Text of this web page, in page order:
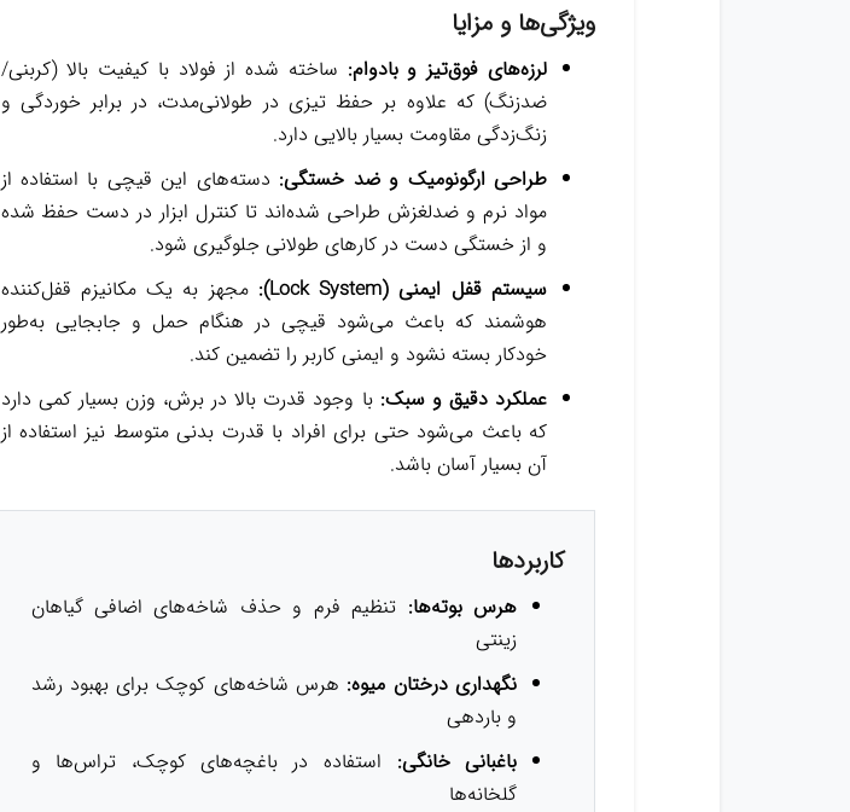
ویژگی‌ها و مزایا
لرزه‌های فوق‌تیز و بادوام: ساخته شده از فولاد با کیفیت بالا (کربنی/
ضدزنگ) که علاوه بر حفظ تیزی در طولانی‌مدت، در برابر خوردگی و
زنگ‌زدگی مقاومت بسیار بالایی دارد.
طراحی ارگونومیک و ضد خستگی: دسته‌های این قیچی با استفاده از
مواد نرم و ضدلغزش طراحی شده‌اند تا کنترل ابزار در دست حفظ شده
و از خستگی دست در کار‌های طولانی جلوگیری شود.
سیستم قفل ایمنی (Lock System):
مجهز به یک مکانیزم قفل‌کننده
هوشمند که باعث می‌شود قیچی در هنگام حمل و جابجایی به‌طور
خودکار بسته نشود و ایمنی کاربر را تضمین کند.
عملکرد دقیق و سبک: با وجود قدرت بالا در برش، وزن بسیار کمی دارد
که باعث می‌شود حتی برای افراد با قدرت بدنی متوسط نیز استفاده از
آن بسیار آسان باشد.
کاربردها
هرس بوته‌ها: تنظیم فرم و حذف شاخه‌های اضافی گیاهان
زینتی
نگهداری درختان میوه: هرس شاخه‌های کوچک برای بهبود رشد
و باردهی
باغبانی خانگی: استفاده در باغچه‌های کوچک، تراس‌ها و
گلخانه‌ها